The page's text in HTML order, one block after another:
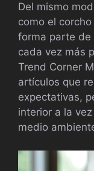
Del mismo
como el
forma parte de
cada vez más
Trend Corner
artículos que
expectativas,
interior a la
medio